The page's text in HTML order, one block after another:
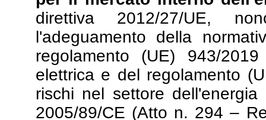
direttiva 2012/27/UE,
l'adeguamento della
regolamento (UE) 943/
elettrica e del regolamento
rischi nel settore
2005/89/CE (Atto n. 294 –